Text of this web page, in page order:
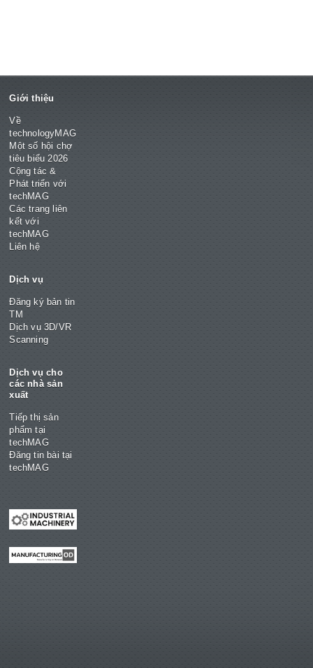
Giới thiệu
Về
technologyMAG
Một số hội chợ
tiêu biểu 2026
Cộng tác &
Phát triển với
techMAG
Các trang liên
kết với
techMAG
Liên hệ
Dịch vụ
Đăng ký bản tin
TM
Dịch vụ 3D/VR
Scanning
Dịch vụ cho
các nhà sản
xuất
Tiếp thị sản
phẩm tại
techMAG
Đăng tin bài tại
techMAG